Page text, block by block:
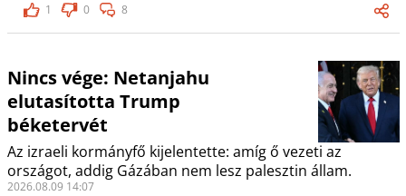
1
0 8
Nincs vége: Netanjahu
elutasította Trump
béketervét
Az izraeli kormányfő kijelentette: amíg ő vezeti az
országot, addig Gázában nem lesz palesztin állam.
2026.08.09 14:07